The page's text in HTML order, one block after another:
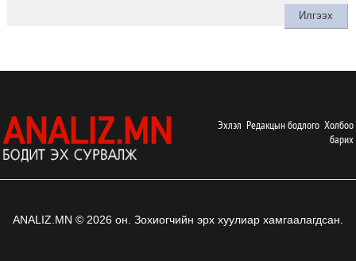
Эхлэл Редакцын бодлого Холбоо
барих
ANALIZ.MN © 2026 он. Зохиогчийн эрх хуулиар хамгаалагдсан.